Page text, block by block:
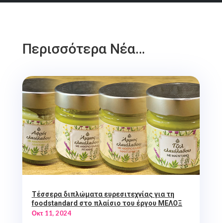
Περισσότερα Νέα…
Τέσσερα διπλώματα ευρεσιτεχνίας για τη
foodstandard στο πλαίσιο του έργου ΜΕΛΟΞ
Οκτ 11, 2024